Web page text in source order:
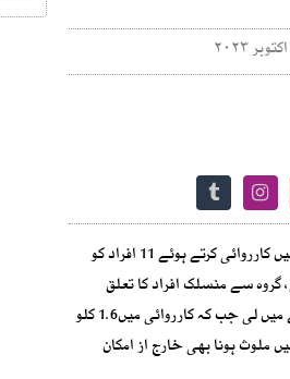
آن لائن شاپنگ پلیٹ فارمز سے منشیات اسمگلنگ کا انکشاف ہوا ہے۔ اینٹی نارکوٹکس فورس نے ملک کے مختلف شہروں میں کارروائی کرتے ہوئے 11 افراد کو
سے منسلک افراد کا تعلق
پاکستان کے چاروں صوبوں سے ہے۔ترجمان نے بتایا کہ اے این ایف نے 33 پارسل قبضے میں لے کر 53.7 کلو چرس قبضے میں لی جب کہ کارروائی میں1.6 کلو
ملوث ہونا بھی خارج از امکان